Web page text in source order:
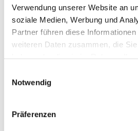
Verwendung unserer Website an
soziale Medien, Werbung und
Partner führen diese
weiteren Daten zusammen, die
Notwendig
Präferenzen
ww.erlebnis-tanz.de